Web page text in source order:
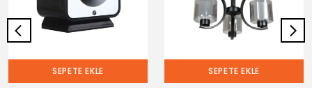
SEPETE EKLE SEPETE EKLE